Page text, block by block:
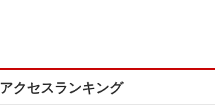
アクセスランキング